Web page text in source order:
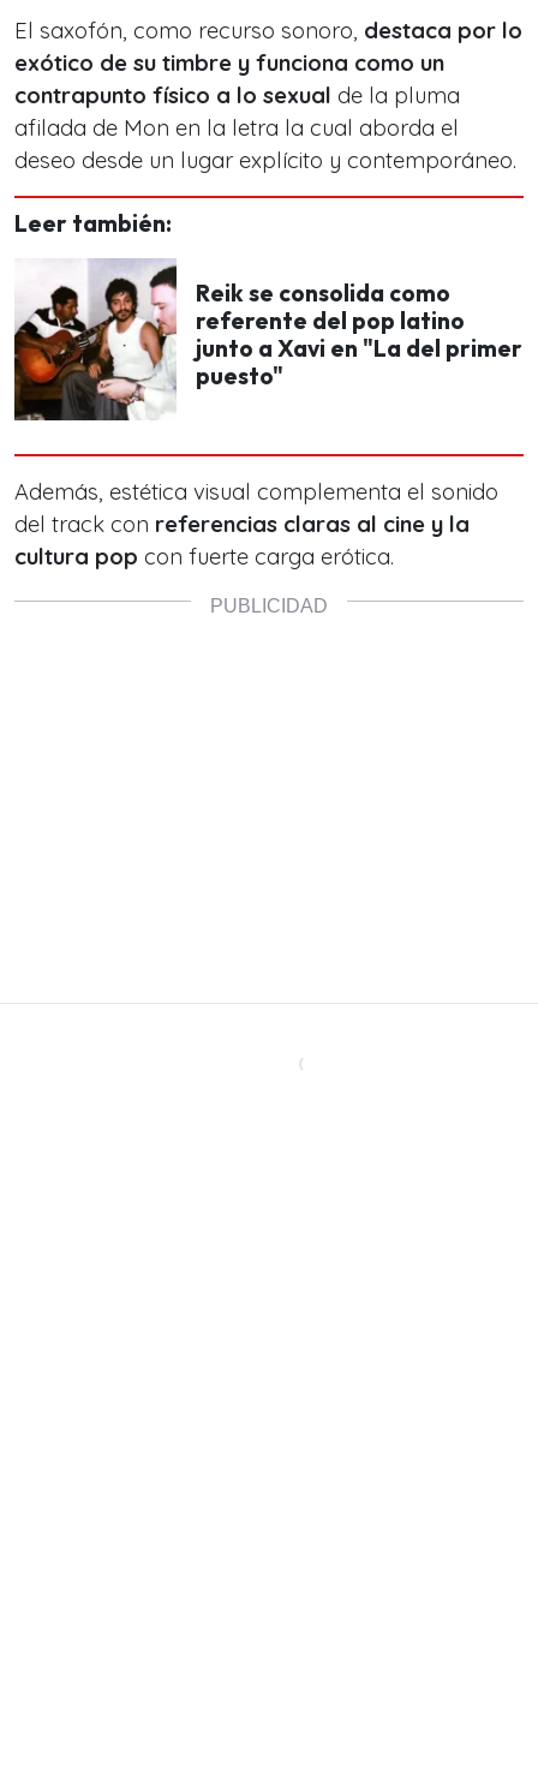
El saxofón, como recurso sonoro, destaca por lo
exótico de su timbre y funciona como un
contrapunto físico a lo sexual de la pluma
afilada de Mon en la letra la cual aborda el
deseo desde un lugar explícito y contemporáneo.
Leer también:
Reik se consolida como
referente del pop latino
junto a Xavi en "La del primer
puesto"
Además, estética visual complementa el sonido
del track con referencias claras al cine y la
cultura pop con fuerte carga erótica.